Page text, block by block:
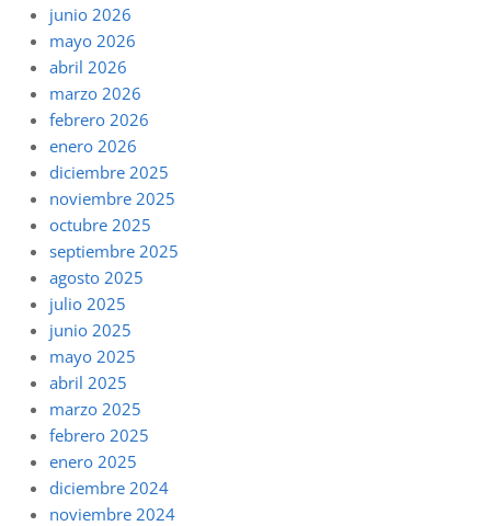
junio 2026
mayo 2026
abril 2026
marzo 2026
febrero 2026
enero 2026
diciembre 2025
noviembre 2025
octubre 2025
septiembre 2025
agosto 2025
julio 2025
junio 2025
mayo 2025
abril 2025
marzo 2025
febrero 2025
enero 2025
diciembre 2024
noviembre 2024